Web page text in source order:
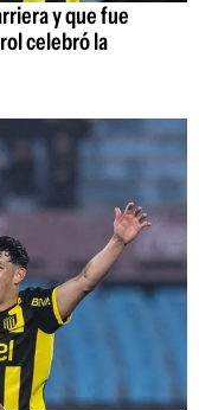
y que fue
celebró la